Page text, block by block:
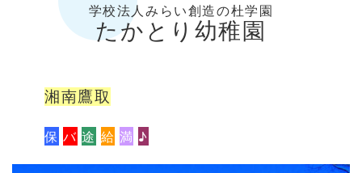
学校法人みらい創造の杜学園
たかとり 幼稚園
湘南鷹取
保 バ 途 給 満 ♪